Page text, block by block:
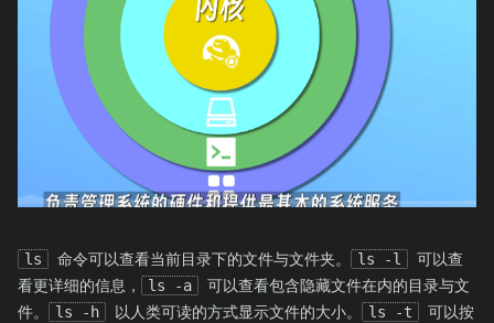
ls 命令可以查看当前目录下的文件与文件夹。 ls -l
可以查
看更详细的信息，
ls -a
可以查看包含隐藏文件在内的目录与文
件。
ls -h 以人类可读的方式显示文件的大小。 ls -t
可以按